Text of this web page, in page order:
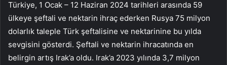
Türkiye, 1 Ocak – 12 Haziran 2024 tarihleri arasında 59
ülkeye şeftali ve nektarin ihraç ederken Rusya 75 milyon
dolarlık taleple Türk şeftalisine ve nektarinine bu yılda
sevgisini gösterdi. Şeftali ve nektarin ihracatında en
belirgin artış Irak’a oldu. Irak’a 2023 yılında 3,7 milyon